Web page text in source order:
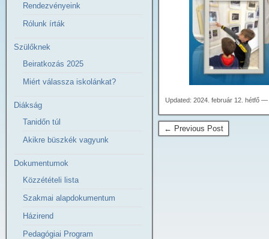
Updated: 2024. február 12. hétfő —
← Previous Post
Rendezvényeink
Rólunk írták
Szülőknek
Beiratkozás 2025
Miért válassza iskolánkat?
Diákság
Tanidőn túl
Akikre büszkék vagyunk
Dokumentumok
Közzétételi lista
Szakmai alapdokumentum
Házirend
Pedagógiai Program